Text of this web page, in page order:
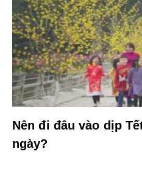
Nên đi đâu vào dịp
ngày?